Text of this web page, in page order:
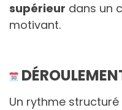
supérieur dans un
motivant.
Un rythme